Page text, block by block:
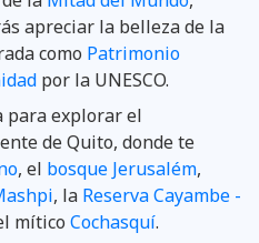
apreciar la belleza de la
como Patrimonio
por la UNESCO.
para explorar el
de Quito, donde te
, el bosque Jerusalém,
, la Reserva Cayambe -
mítico Cochasquí.